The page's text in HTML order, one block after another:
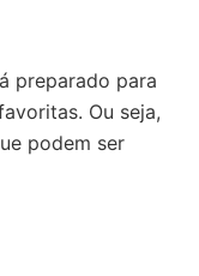
preparado para
Ou seja,
podem ser